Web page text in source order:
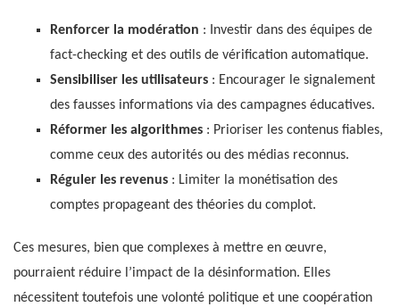
Renforcer la modération : Investir dans des équipes de
fact-checking et des outils de vérification automatique.
Sensibiliser les utilisateurs: Encourager le signalement
des fausses informations via des campagnes éducatives.
Réformer les algorithmes: Prioriser les contenus fiables,
comme ceux des autorités ou des médias reconnus.
Réguler les revenus: Limiter la monétisation des
comptes propageant des théories du complot.
Ces mesures, bien que complexes à mettre en œuvre,
pourraient réduire l’impact de la désinformation. Elles
nécessitent toutefois une volonté politique et une coopération